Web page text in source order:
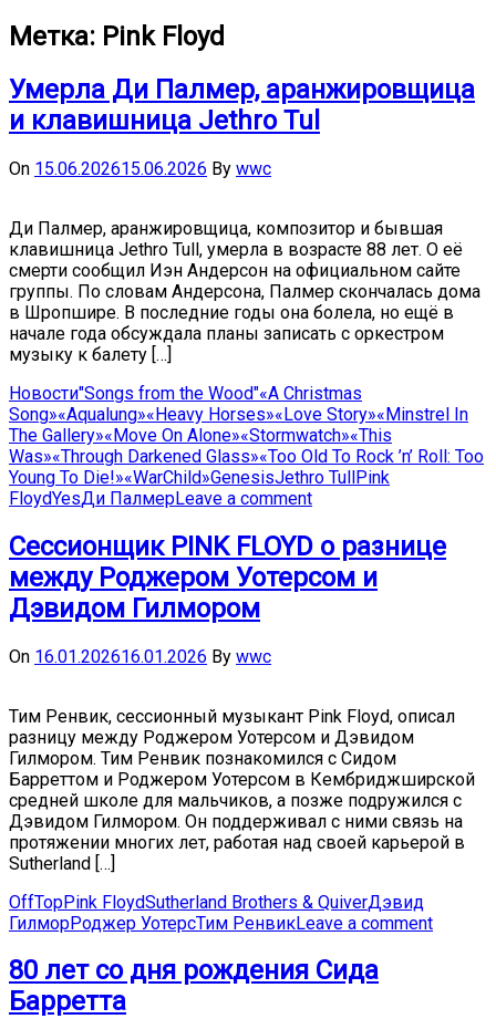
Метка: Pink Floyd
Умерла Ди Палмер, аранжировщица
и клавишница Jethro Tul
On 15.06.202615.06.2026 By wwc
Ди Палмер, аранжировщица, композитор и бывшая
клавишница Jethro Tull, умерла в возрасте 88 лет. О её
смерти сообщил Иэн Андерсон на официальном сайте
группы. По словам Андерсона, Палмер скончалась дома
в Шропшире. В последние годы она болела, но ещё в
начале года обсуждала планы записать с оркестром
музыку к балету […]
Новости"Songs from the Wood"«A Christmas
Song»«Aqualung»«Heavy Horses»«Love Story»«Minstrel In
The Gallery»«Move On Alone»«Stormwatch»«This
Was»«Through Darkened Glass»«Too Old To Rock ’n’ Roll: Too
Young To Die!»«WarChild»GenesisJethro TullPink
FloydYesДи ПалмерLeave a comment
Сессионщик PINK FLOYD о разнице
между Роджером Уотерсом и
Дэвидом Гилмором
On 16.01.202616.01.2026 By wwc
Тим Ренвик, сессионный музыкант Pink Floyd, описал
разницу между Роджером Уотерсом и Дэвидом
Гилмором. Тим Ренвик познакомился с Сидом
Барреттом и Роджером Уотерсом в Кембриджширской
средней школе для мальчиков, а позже подружился с
Дэвидом Гилмором. Он поддерживал с ними связь на
протяжении многих лет, работая над своей карьерой в
Sutherland […]
OffTopPink FloydSutherland Brothers & QuiverДэвид
ГилморРоджер УотерсТим РенвикLeave a comment
80 лет со дня рождения Сида
Барретта